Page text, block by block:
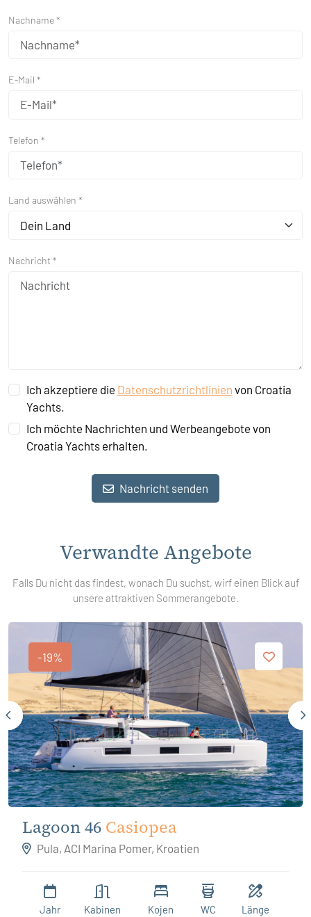
Nachname *
E-Mail *
Telefon *
Land auswählen *
Dein Land
Nachricht *
Ich akzeptiere die Datenschutzrichtlinien von Croatia
Yachts.
Ich möchte Nachrichten und Werbeangebote von
Croatia Yachts erhalten.
Nachricht senden
Verwandte Angebote
Falls Du nicht das findest, wonach Du suchst, wirf einen Blick auf
unsere attraktiven Sommerangebote.
-19%
Lagoon 46 Casiopea
Pula, ACI Marina Pomer, Kroatien
Jahr
Kabinen
Kojen
WC
Länge